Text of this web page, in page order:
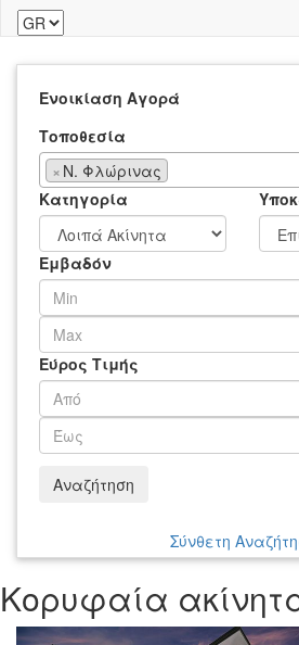
Ενοικίαση Αγορά
Τοποθεσία
× Ν. Φλώρινας
Κατηγορία
Εμβαδόν
Εύρος Τιμής
Αναζήτηση
Σύνθετη
Κορυφαία